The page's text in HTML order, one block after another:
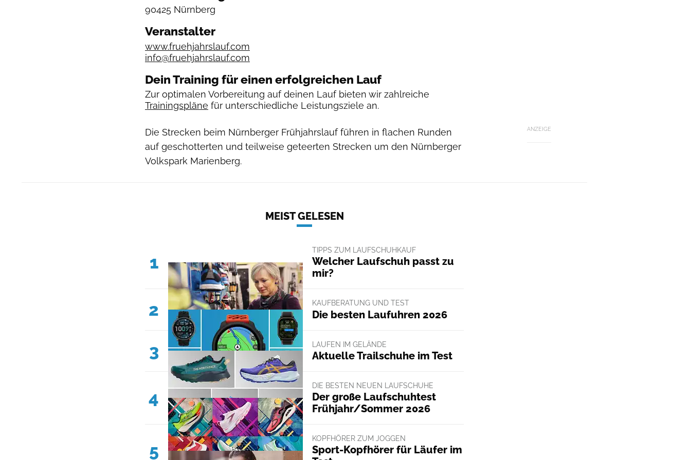
90425 Nürnberg
Veranstalter
www.fruehjahrslauf.com
info@fruehjahrslauf.com
Dein Training für einen erfolgreichen Lauf
Zur optimalen Vorbereitung auf deinen Lauf bieten wir zahlreiche
Trainingspläne für unterschiedliche Leistungsziele an.
ANZEIGE
Die Strecken beim Nürnberger Frühjahrslauf führen in flachen Runden
auf geschotterten und teilweise geteerten Strecken um den Nürnberger
Volkspark Marienberg.
MEIST GELESEN
1
TIPPS ZUM LAUFSCHUHKAUF
Welcher Laufschuh passt zu
mir?
2 KAUFBERATUNG UND TEST
Die besten Laufuhren 2026
3 LAUFEN IM GELÄNDE
Aktuelle Trailschuhe im Test
4
DIE BESTEN NEUEN LAUFSCHUHE
Der große Laufschuhtest
Frühjahr/Sommer 2026
5
KOPFHÖRER ZUM JOGGEN
Sport-Kopfhörer für Läufer im